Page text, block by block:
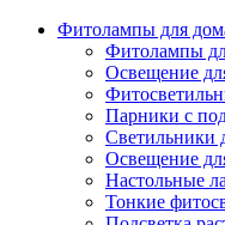
Фитолампы для
Фитолампы
Освещение
Парники с
Светильники
Освещение
Настольные
Тонкие